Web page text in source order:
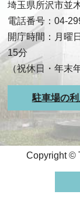
埼玉県所沢市並
電話番号：04-
開庁時間：月曜
15分
（祝休日・年末
駐車場の
Copyright ©